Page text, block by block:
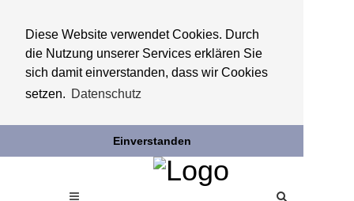
Diese Website verwendet Cookies. Durch
die Nutzung unserer Services erklären Sie
sich damit einverstanden, dass wir Cookies
setzen. Datenschutz
Einverstanden